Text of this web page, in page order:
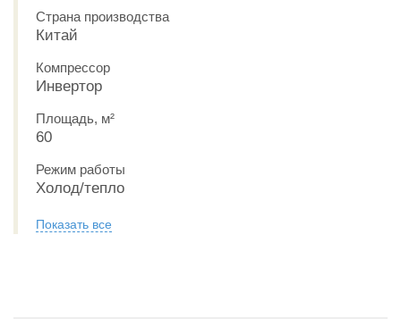
Страна производства
Китай
Компрессор
Инвертор
Площадь, м²
60
Режим работы
Холод/тепло
Показать все